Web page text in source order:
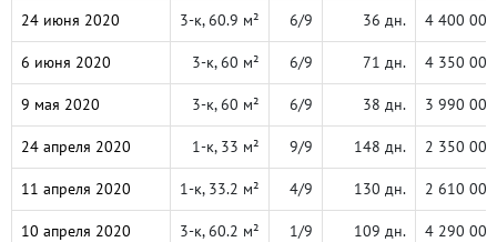
24 июня 2020 3-к, 60.9 м² 6/9 36 дн. 4 400 000
6 июня 2020 3-к, 60 м² 6/9 71 дн. 4 350 000
9 мая 2020 3-к, 60 м² 6/9 38 дн. 3 990 000
24 апреля 2020 1-к, 33 м² 9/9 148 дн. 2 350 000
11 апреля 2020 1-к, 33.2 м² 4/9 130 дн. 2 610 000
10 апреля 2020 3-к, 60.2 м² 1/9 109 дн. 4 290 000